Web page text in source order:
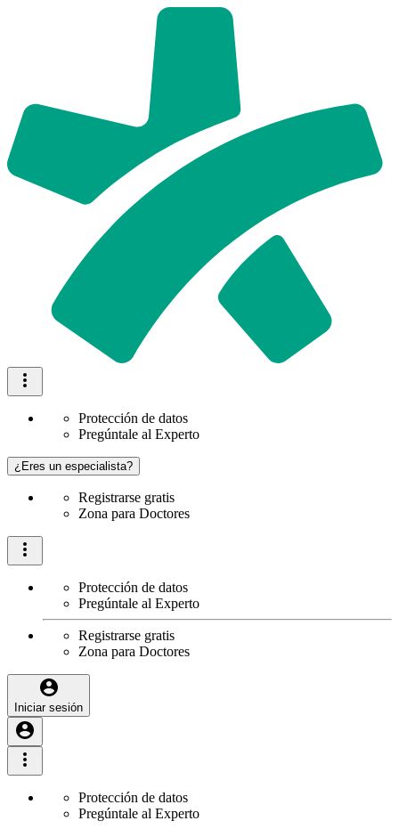
Protección de datos
Pregúntale al Experto
¿Eres un especialista?
Registrarse gratis
Zona para Doctores
Protección de datos
Pregúntale al Experto
Registrarse gratis
Zona para Doctores
Iniciar sesión
Protección de datos
Pregúntale al Experto